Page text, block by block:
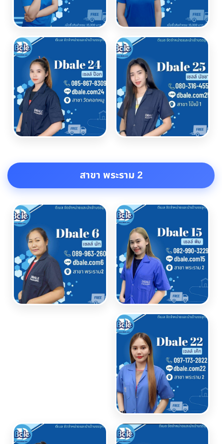
สาขา พระราม 2